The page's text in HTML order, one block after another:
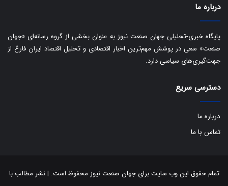
ک
ی
ف
ی
درباره ما
پایگاه خبری-تحلیلی جهان صنعت نیوز به عنوان بخشی از گروه رسانه‌ای «جهان
صنعت» سعی در پوشش مهم‌ترین اخبار اقتصادی و تحلیل اقتصاد ایران فارغ از
جهت‌گیری‌های سیاسی دارد.
دسترسی سریع
درباره ما
تماس با ما
تمام حقوق این وب سایت برای جهان صنعت نیوز محفوظ است. | نشر مطالب با